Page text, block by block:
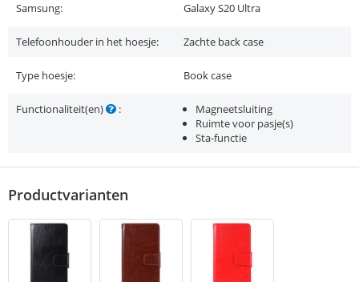
Samsung: Galaxy S20 Ultra
Telefoonhouder in het hoesje: Zachte back case
Type hoesje: Book case
Functionaliteit(en) :
Magneetsluiting
Ruimte voor pasje(s)
Sta-functie
Productvarianten